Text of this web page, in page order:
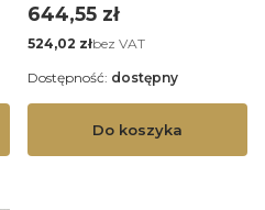
Cena
644,55 zł
Cena
524,02 złbez VAT
Do koszyka
Dostępność: dostępny